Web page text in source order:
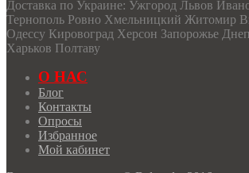
Доставка по Украине: Ужгород Львов
Тернополь Ровно Хмельницкий Житомир
Одессу Кировоград Херсон Запорожье
Харьков Полтаву
О НАС
Блог
Контакты
Опросы
Избранное
Мой кабинет